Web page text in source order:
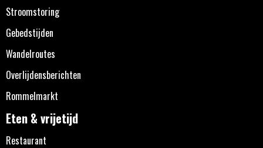
Stroomstoring
Gebedstijden
Wandelroutes
Overlijdensberichten
Rommelmarkt
Eten & vrijetijd
Restaurant